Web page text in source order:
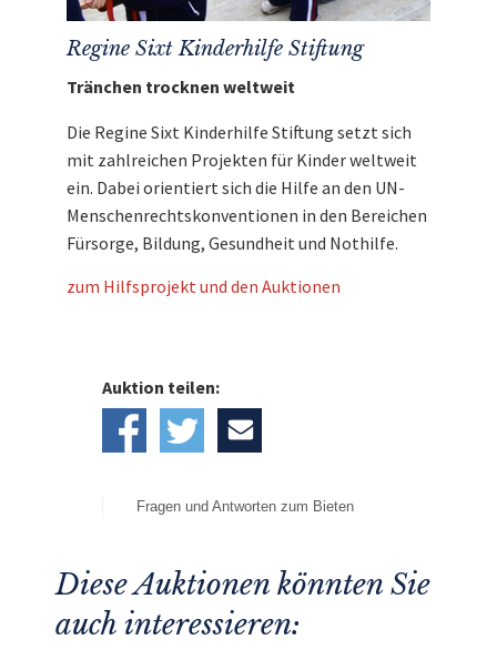
Regine Sixt Kinderhilfe Stiftung
Tränchen trocknen weltweit
Die Regine Sixt Kinderhilfe Stiftung setzt sich
mit zahlreichen Projekten für Kinder weltweit
ein. Dabei orientiert sich die Hilfe an den UN-
Menschenrechtskonventionen in den Bereichen
Fürsorge, Bildung, Gesundheit und Nothilfe.
zum Hilfsprojekt und den Auktionen
Auktion teilen:
Fragen und Antworten zum Bieten
Diese Auktionen könnten Sie
auch interessieren: